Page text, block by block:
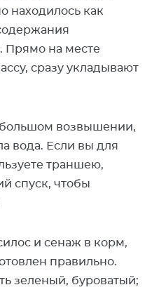
находилось как
Прямо на месте
сразу укладывают
возвышении,
вода. Если вы для
траншею,
спуск, чтобы
и сенаж в корм,
правильно.
зеленый, буроватый;